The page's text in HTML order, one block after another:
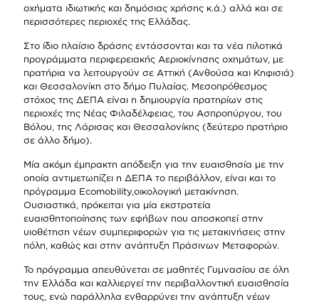
οχήματα ιδιωτικής και δημόσιας χρήσης κ.ά.) αλλά και σε
περισσότερες περιοχές της Ελλάδας.
Στο ίδιο πλαίσιο δράσης εντάσσονται και τα νέα πιλοτικά
προγράμματα περιφερειακής Αεριοκίνησης οχημάτων, με
πρατήρια να λειτουργούν σε Αττική (Ανθούσα και Κηφισιά)
και Θεσσαλονίκη στο δήμο Πυλαίας. Μεσοπρόθεσμος
στόχος της ΔΕΠΑ είναι η δημιουργία πρατηρίων στις
περιοχές της Νέας Φιλαδέλφειας, του Ασπροπύργου, του
Βόλου, της Λάρισας και Θεσσαλονίκης (δεύτερο πρατήριο
σε άλλο δήμο).
Μία ακόμη έμπρακτη απόδειξη για την ευαισθησία με την
οποία αντιμετωπίζει η ΔΕΠΑ το περιβάλλον, είναι και το
πρόγραμμα Ecomobility,οικολογική μετακίνηση.
Ουσιαστικά, πρόκειται για μία εκστρατεία
ευαισθητοποίησης των εφήβων που αποσκοπεί στην
υιοθέτηση νέων συμπεριφορών για τις μετακινήσεις στην
πόλη, καθώς και στην ανάπτυξη Πράσινων Μεταφορών.
Το πρόγραμμα απευθύνεται σε μαθητές Γυμνασίου σε όλη
την Ελλάδα και καλλιεργεί την περιβαλλοντική ευαισθησία
τους, ενώ παράλληλα ενθαρρύνει την ανάπτυξη νέων